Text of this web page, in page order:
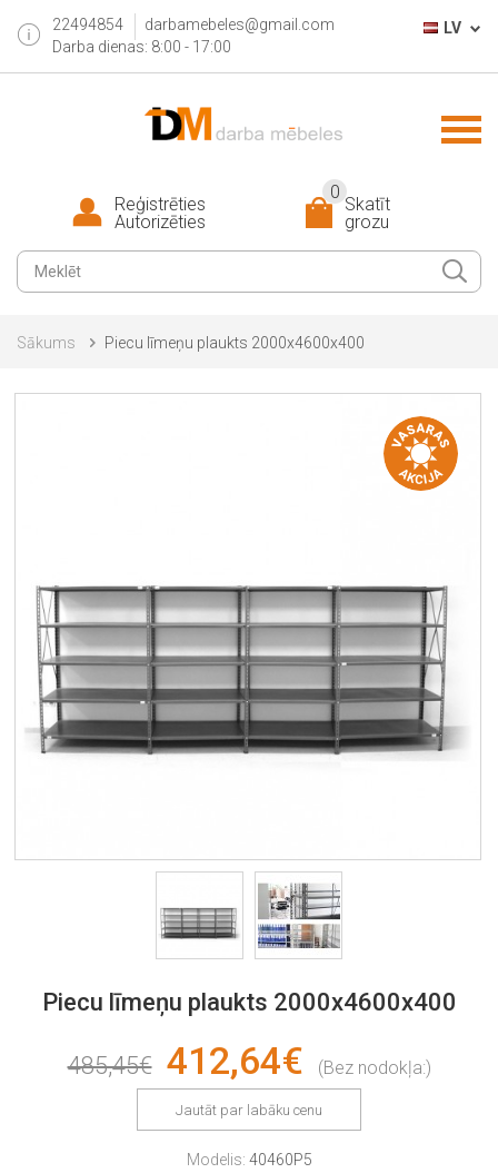
22494854
darbamebeles@gmail.com
Darba dienas: 8:00 - 17:00
LV
Skatīt
grozu
0
Reģistrēties
Autorizēties
Sākums Piecu līmeņu plaukts 2000x4600x400
Piecu līmeņu plaukts 2000x4600x400
485,45€ 412,64€ (Bez nodokļa:)
Jautāt par labāku cenu
Modelis: 40460P5